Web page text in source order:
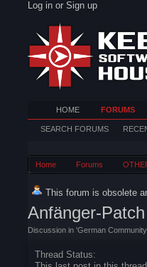
Log in or Sign up
Home Forums
This forum is obsolete
Anfänger-
Discussion in 'German
Thread Status:
HOME FORUMS
SEARCH FORUMS